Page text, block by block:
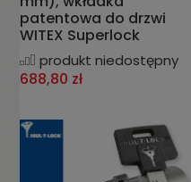
patentowa do drzwi
WITEX Superlock
produkt niedostępny
688,80 zł